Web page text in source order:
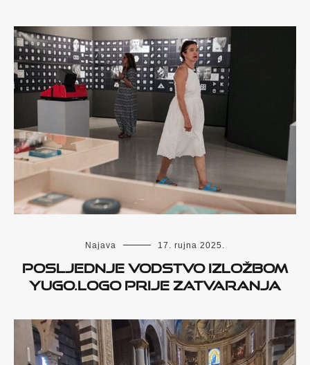
Najava 17. rujna 2025.
POSLJEDNJE VODSTVO IZLOŽBOM
YUGO.LOGO PRIJE ZATVARANJA